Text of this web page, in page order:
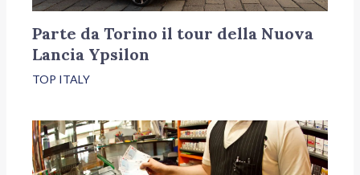
Parte da Torino il tour della Nuova
Lancia Ypsilon
TOP ITALY